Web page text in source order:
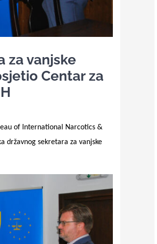
za vanjske
Centar za
of International Narcotics &
državnog sekretara za vanjske